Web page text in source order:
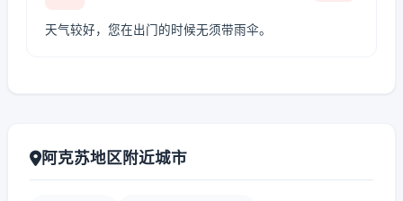
天气较好，您在出门的时候无须带雨伞。
阿克苏地区附近城市